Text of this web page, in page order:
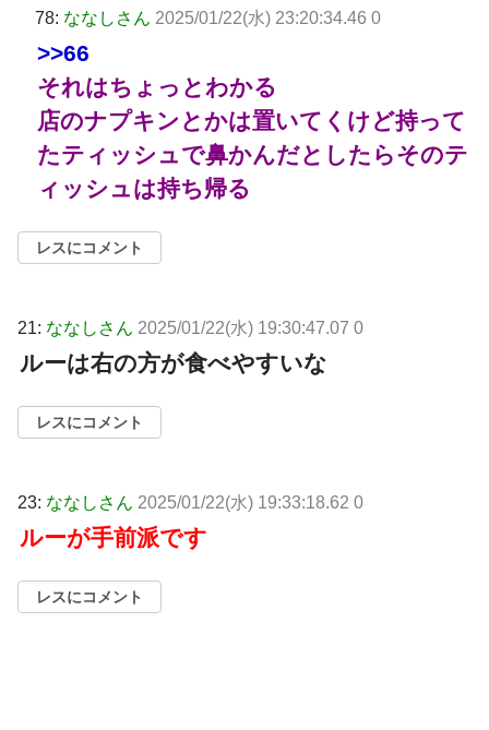
78: ななしさん 2025/01/22(水) 23:20:34.46 0
>>66
それはちょっとわかる
店のナプキンとかは置いてくけど持って
たティッシュで鼻かんだとしたらそのテ
ィッシュは持ち帰る
レスにコメント
21: ななしさん 2025/01/22(水) 19:30:47.07 0
ルーは右の方が食べやすいな
レスにコメント
23: ななしさん 2025/01/22(水) 19:33:18.62 0
ルーが手前派です
レスにコメント